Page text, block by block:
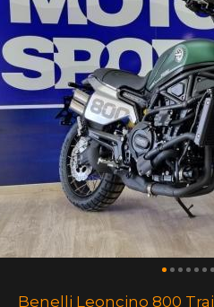
Benelli Leoncino 800 Trail